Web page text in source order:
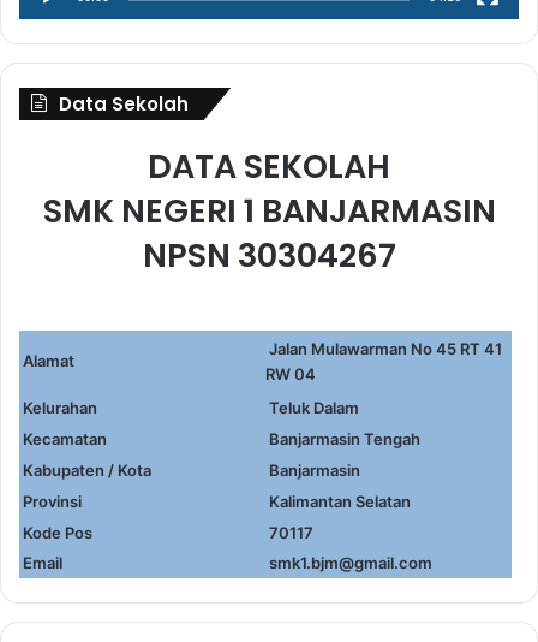
Data Sekolah
DATA SEKOLAH
SMK NEGERI 1 BANJARMASIN
NPSN 30304267
Alamat
Jalan Mulawarman No 45 RT 41
RW 04
Kelurahan
Teluk Dalam
Kecamatan
Banjarmasin Tengah
Kabupaten / Kota
Banjarmasin
Provinsi
Kalimantan Selatan
Kode Pos
70117
Email
smk1.bjm@gmail.com